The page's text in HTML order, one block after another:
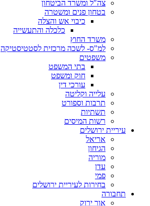
צה"ל ומשרד הביטחון
בטחון פנים ומשטרה
כיבוי אש והצלה
כלכלה והתעשייה
משרד החוץ
למ"ס- לשכה מרכזית לסטטיסטיקה
משפטים
בתי המשפט
חוק ומשפט
עורכי דין
עלייה וקליטה
תרבות וספורט
תשתיות
רשות המיסים
עיריית ירושלים
אריאל
הגיחון
מוריה
עדן
פמי
בחירות לעיריית ירושלים
תחבורה
אור ירוק